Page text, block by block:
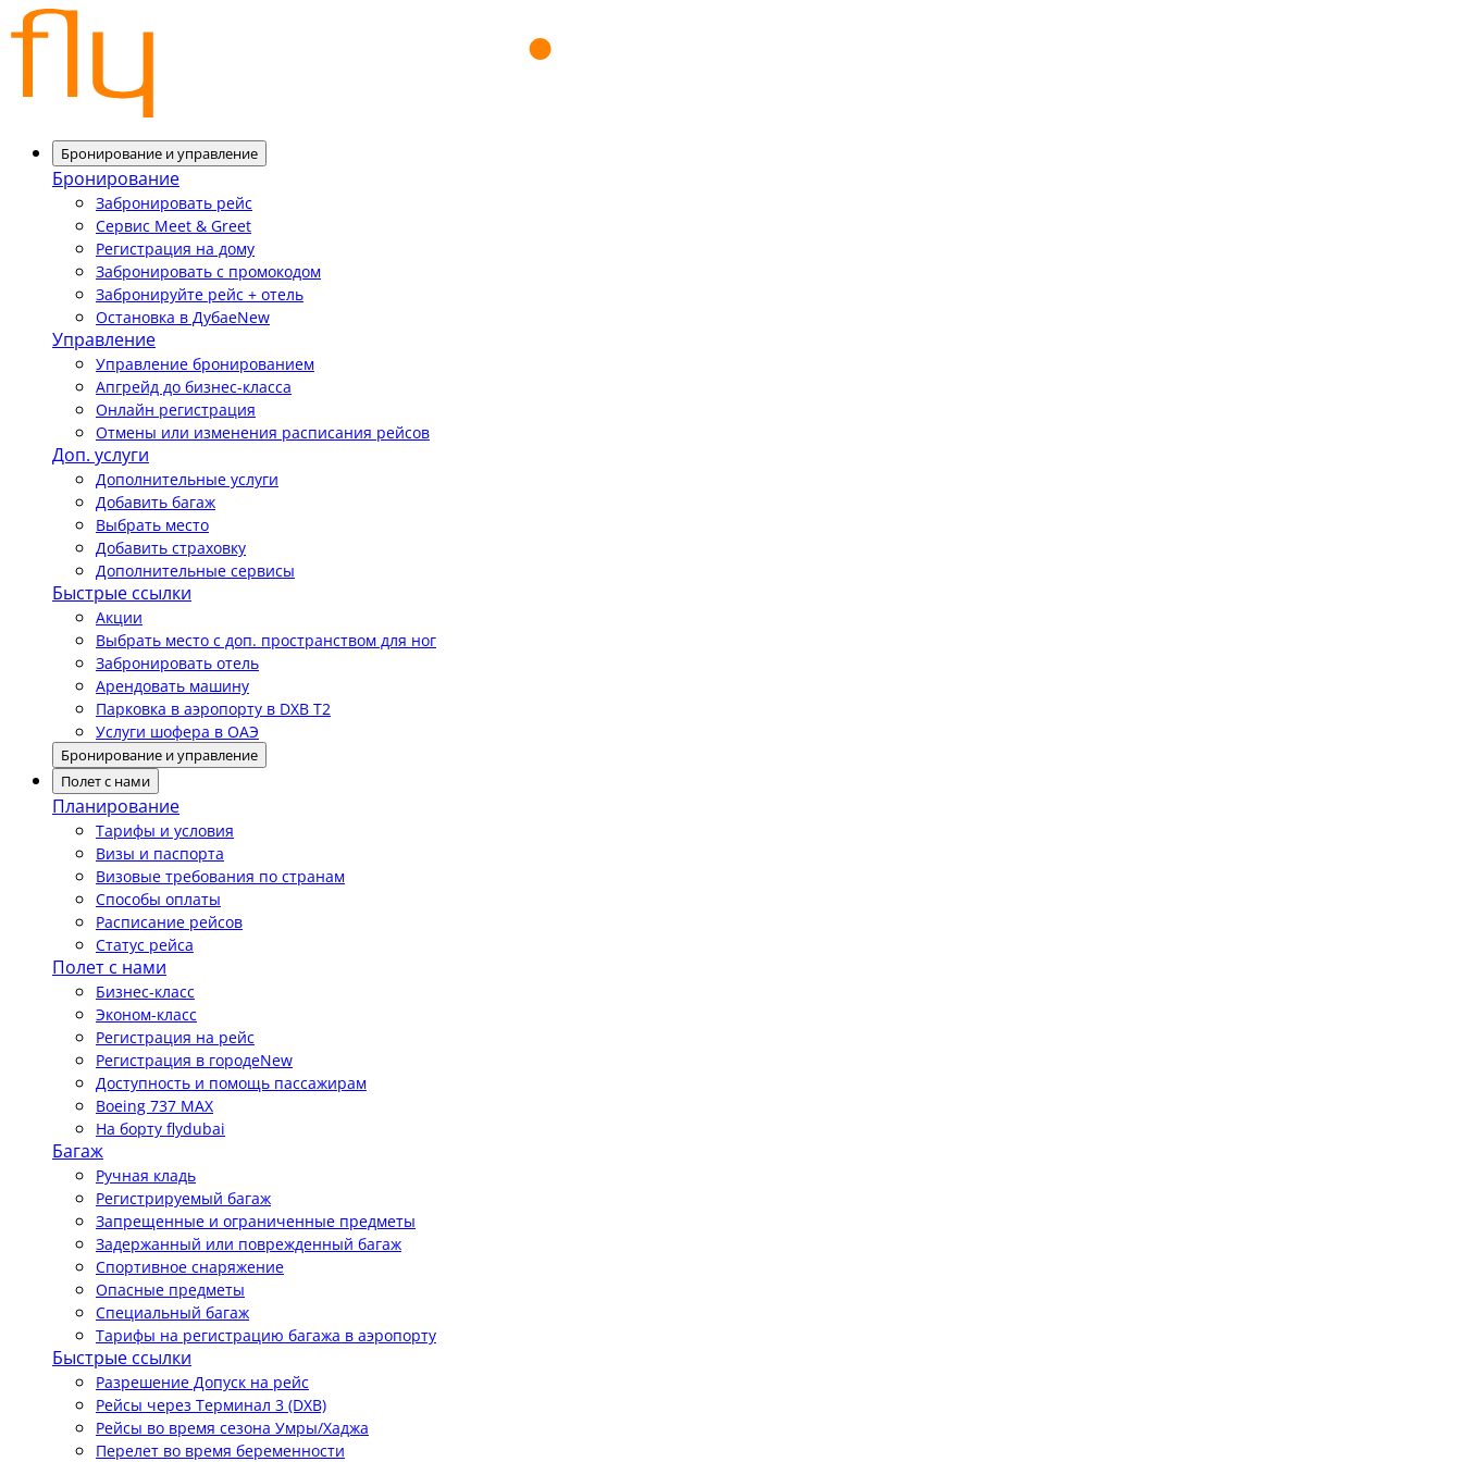
Бронирование и управление
Бронирование
Забронировать рейс
Сервис Meet & Greet
Регистрация на дому
Забронировать с промокодом
Забронируйте рейс + отель
Остановка в ДубаеNew
Управление
Управление бронированием
Апгрейд до бизнес-класса
Онлайн регистрация
Отмены или изменения расписания рейсов
Доп. услуги
Дополнительные услуги
Добавить багаж
Выбрать место
Добавить страховку
Дополнительные сервисы
Быстрые ссылки
Акции
Выбрать место с доп. пространством для ног
Забронировать отель
Арендовать машину
Парковка в аэропорту в DXB T2
Услуги шофера в ОАЭ
Бронирование и управление
Полет с нами
Планирование
Тарифы и условия
Визы и паспорта
Визовые требования по странам
Способы оплаты
Расписание рейсов
Статус рейса
Полет с нами
Бизнес-класс
Эконом-класс
Регистрация на рейс
Регистрация в городеNew
Доступность и помощь пассажирам
Boeing 737 MAX
На борту flydubai
Багаж
Ручная кладь
Регистрируемый багаж
Запрещенные и ограниченные предметы
Задержанный или поврежденный багаж
Спортивное снаряжение
Опасные предметы
Специальный багаж
Тарифы на регистрацию багажа в аэропорту
Быстрые ссылки
Разрешение Допуск на рейс
Рейсы через Терминал 3 (DXB)
Рейсы во время сезона Умры/Хаджа
Перелет во время беременности